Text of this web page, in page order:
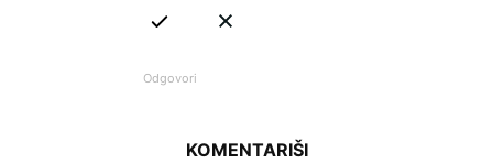
Odgovori
KOMENTARIŠI